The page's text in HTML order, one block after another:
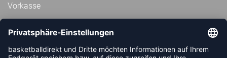
Vorkasse
ABONNIERE JETZT DEN KOSTENLOSEN
HANDBALLDIREKT-NEWSLETTER UND VERPASSE KEINE